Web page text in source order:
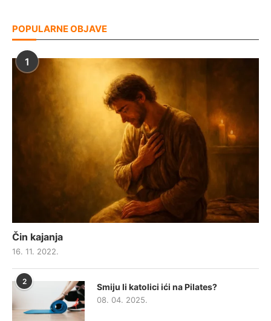
POPULARNE OBJAVE
1
Čin kajanja
16. 11. 2022.
2
Smiju li katolici ići na Pilates?
08. 04. 2025.